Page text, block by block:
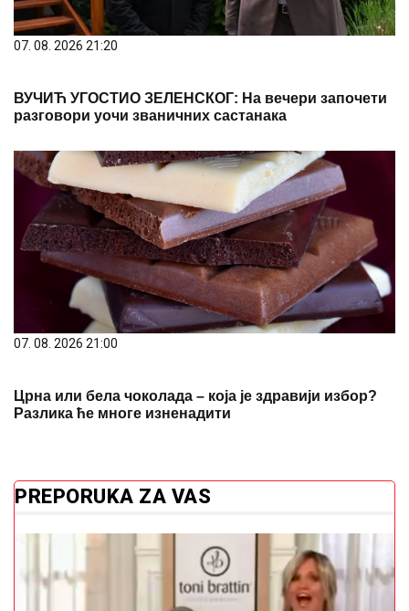
07. 08. 2026 21:20
ВУЧИЋ УГОСТИО ЗЕЛЕНСКОГ: На вечери започети
разговори уочи званичних састанака
07. 08. 2026 21:00
Црна или бела чоколада – која је здравији избор?
Разлика ће многе изненадити
PREPORUKA ZA VAS